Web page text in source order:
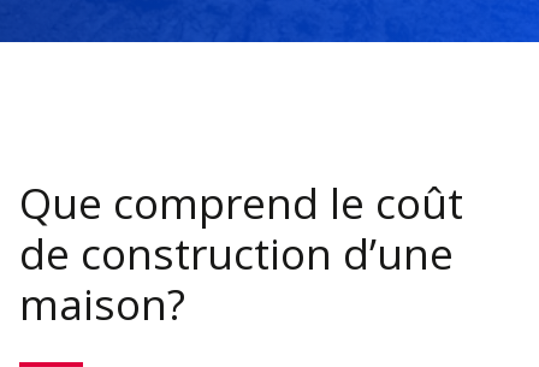
Que comprend le coût
de construction d’une
maison?